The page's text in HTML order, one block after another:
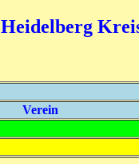
Heidelberg
Verein